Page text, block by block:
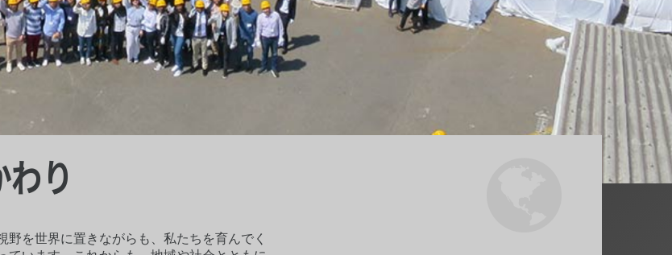
り
を世界に置きながらも、私たちを育んでく